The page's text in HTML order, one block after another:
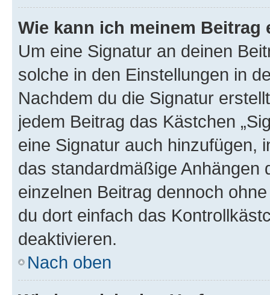
Wie kann ich meinem
Um eine Signatur an deinen
solche in den Einstellungen in
Nachdem du die Signatur
jedem Beitrag das Kästchen
eine Signatur auch hinzufügen,
das standardmäßige Anhängen
einzelnen Beitrag dennoch
du dort einfach das
deaktivieren.
Nach oben